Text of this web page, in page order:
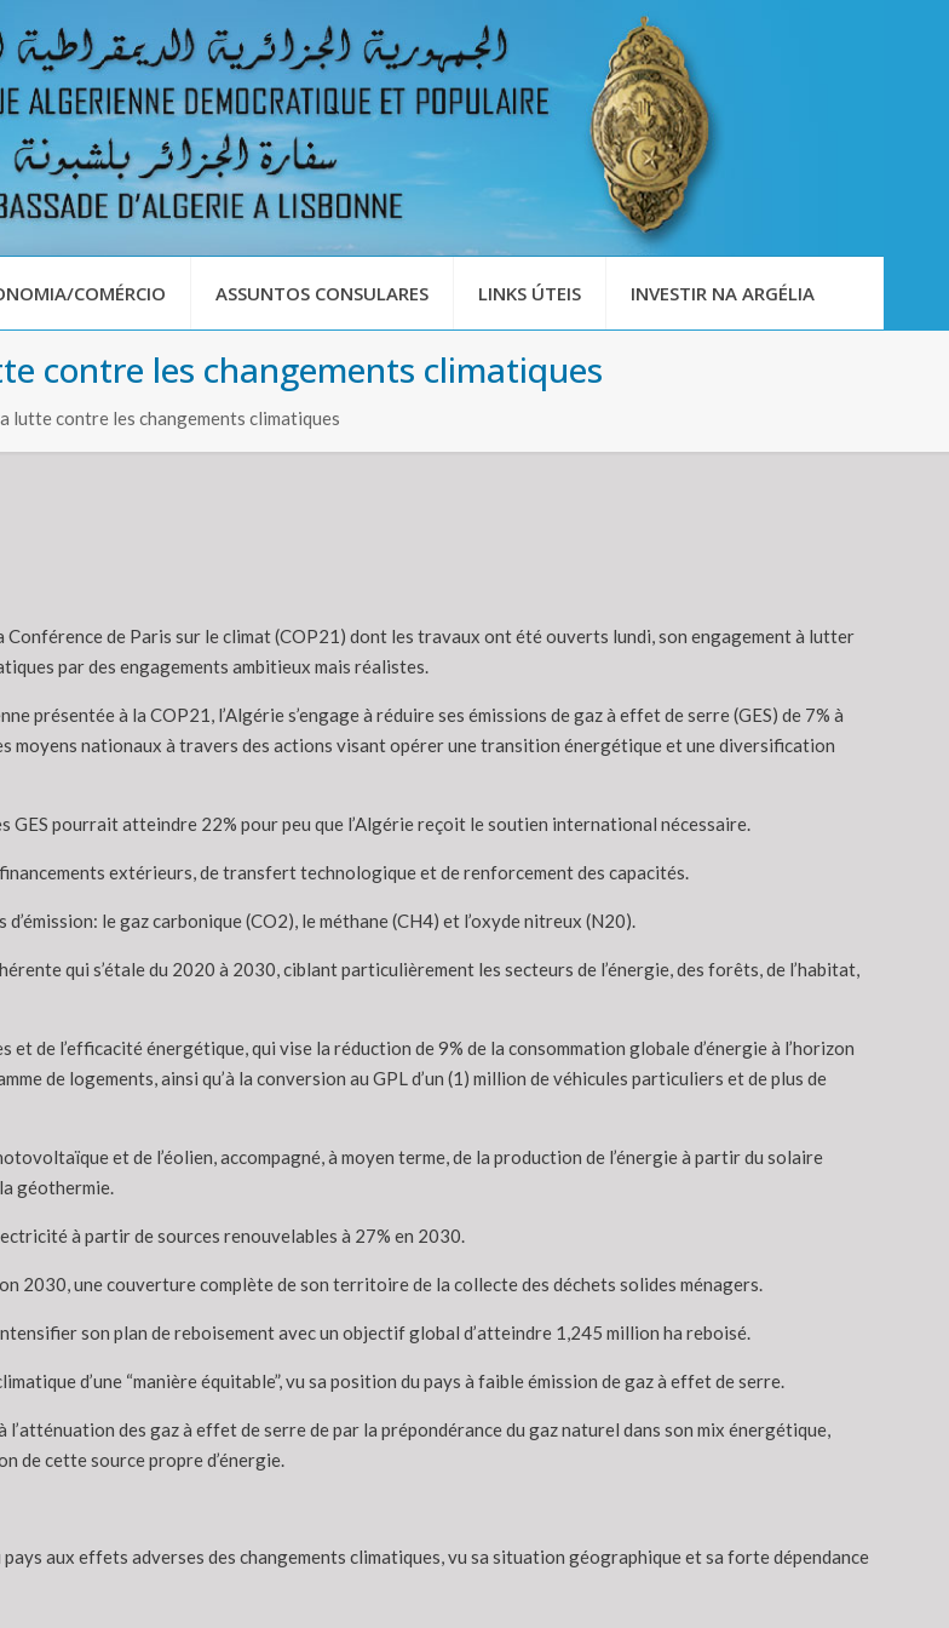
COMÉRCIO ASSUNTOS CONSULARES LINKS ÚTEIS INVESTIR NA ARGÉLIA
contre les changements climatiques
lutte contre les changements climatiques
Conférence de Paris sur le climat (COP21) dont les travaux ont été ouverts lundi, son engagement à lutter
par des engagements ambitieux mais réalistes.
présentée à la COP21, l’Algérie s’engage à réduire ses émissions de gaz à effet de serre (GES) de 7% à
moyens nationaux à travers des actions visant opérer une transition énergétique et une diversification
GES pourrait atteindre 22% pour peu que l’Algérie reçoit le soutien international nécessaire.
extérieurs, de transfert technologique et de renforcement des capacités.
le gaz carbonique (CO2), le méthane (CH4) et l’oxyde nitreux (N20).
qui s’étale du 2020 à 2030, ciblant particulièrement les secteurs de l’énergie, des forêts, de l’habitat,
de l’efficacité énergétique, qui vise la réduction de 9% de la consommation globale d’énergie à l’horizon
de logements, ainsi qu’à la conversion au GPL d’un (1) million de véhicules particuliers et de plus de
et de l’éolien, accompagné, à moyen terme, de la production de l’énergie à partir du solaire
géothermie.
à partir de sources renouvelables à 27% en 2030.
2030, une couverture complète de son territoire de la collecte des déchets solides ménagers.
son plan de reboisement avec un objectif global d’atteindre 1,245 million ha reboisé.
d’une “manière équitable”, vu sa position du pays à faible émission de gaz à effet de serre.
des gaz à effet de serre de par la prépondérance du gaz naturel dans son mix énergétique,
de cette source propre d’énergie.
aux effets adverses des changements climatiques, vu sa situation géographique et sa forte dépendance